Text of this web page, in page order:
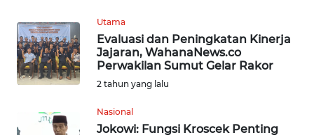
Utama
Evaluasi dan Peningkatan Kinerja
Jajaran, WahanaNews.co
Perwakilan Sumut Gelar Rakor
2 tahun yang lalu
Nasional
Jokowi: Fungsi Kroscek Penting
WN
JOGJA